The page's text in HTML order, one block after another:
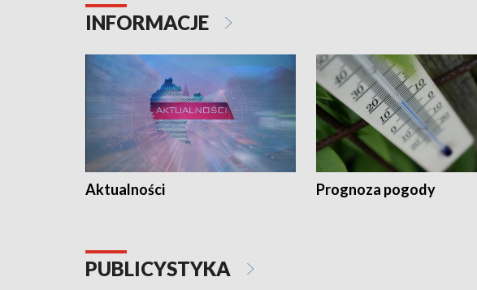
INFORMACJE
Aktualności Prognoza pogody
PUBLICYSTYKA